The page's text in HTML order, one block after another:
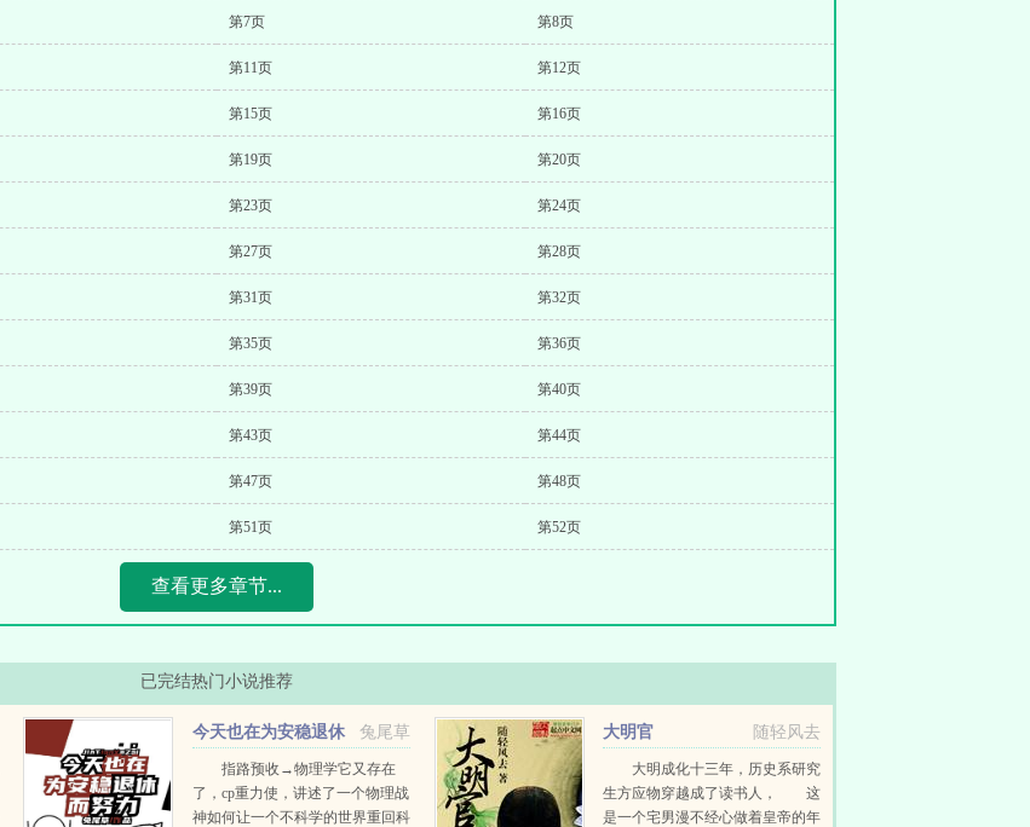
第7页 第8页
第11页 第12页
第15页 第16页
第19页 第20页
第23页 第24页
第27页 第28页
第31页 第32页
第35页 第36页
第39页 第40页
第43页 第44页
第47页 第48页
第51页 第52页
查看更多章节...
已完结热门小说推荐
兔尾草
今天也在为安稳退休
而努力指路预收→物理学它又存在
了，cp重力使，讲述了一个物理战
神如何让一个不科学的世界重回科
随轻风去
大明官
大明成化十三年，历史系研究
生方应物穿越成了读书人， 这
是一个宅男漫不经心做着皇帝的年